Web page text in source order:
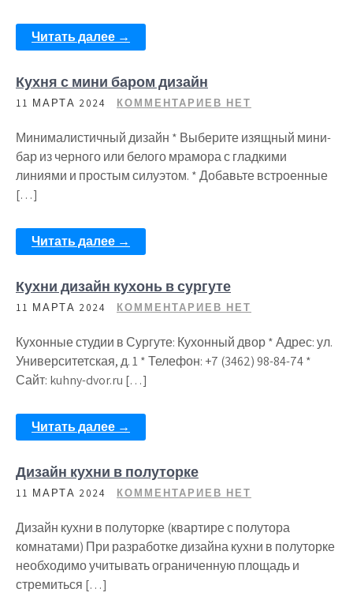
Читать далее →
Кухня с мини баром дизайн
11 МАРТА 2024 КОММЕНТАРИЕВ НЕТ
Минималистичный дизайн * Выберите изящный мини-
бар из черного или белого мрамора с гладкими
линиями и простым силуэтом. * Добавьте встроенные
[…]
Читать далее →
Кухни дизайн кухонь в сургуте
11 МАРТА 2024 КОММЕНТАРИЕВ НЕТ
Кухонные студии в Сургуте: Кухонный двор * Адрес: ул.
Университетская, д. 1 * Телефон: +7 (3462) 98-84-74 *
Сайт: kuhny-dvor.ru […]
Читать далее →
Дизайн кухни в полуторке
11 МАРТА 2024 КОММЕНТАРИЕВ НЕТ
Дизайн кухни в полуторке (квартире с полутора
комнатами) При разработке дизайна кухни в полуторке
необходимо учитывать ограниченную площадь и
стремиться […]